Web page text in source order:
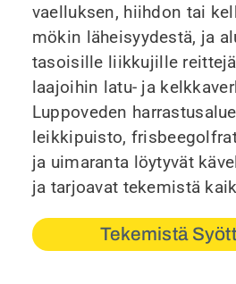
vaelluksen, hiihdon tai
mökin läheisyydestä, ja
tasoisille liikkujille
laajoihin latu- ja
Luppoveden
leikkipuisto,
ja uimaranta löytyvät
ja tarjoavat tekemistä
Tekemistä